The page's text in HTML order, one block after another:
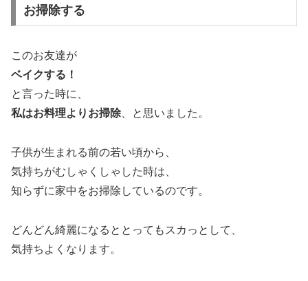
お掃除する
このお友達が
ベイクする！
と言った時に、
私はお料理よりお掃除、と思いました。
子供が生まれる前の若い頃から、
気持ちがむしゃくしゃした時は、
知らずに家中をお掃除しているのです。
どんどん綺麗になるととってもスカっとして、
気持ちよくなります。